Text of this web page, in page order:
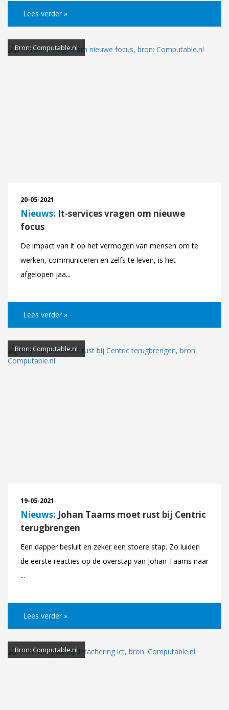
Lees verder »
Bron: Computable.nl
20-05-2021
Nieuws: It-services vragen om nieuwe
focus
De impact van it op het vermogen van mensen om te
werken, communiceren en zelfs te leven, is het
afgelopen jaa...
Lees verder »
Bron: Computable.nl
19-05-2021
Nieuws: Johan Taams moet rust bij Centric
terugbrengen
Een dapper besluit en zeker een stoere stap. Zo luiden
de eerste reacties op de overstap van Johan Taams naar
...
Lees verder »
Bron: Computable.nl